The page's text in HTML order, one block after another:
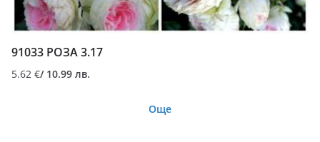
91033 РОЗА 3.17
5.62 €/ 10.99 лв.
Още